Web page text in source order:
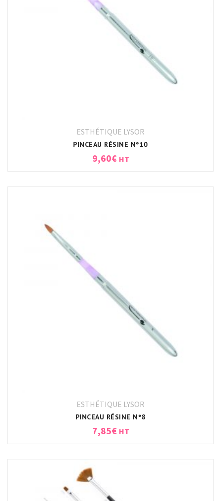
ESTHÉTIQUE LYSOR
PINCEAU RÉSINE N°10
9,60€ HT
ESTHÉTIQUE LYSOR
PINCEAU RÉSINE N°8
7,85€ HT